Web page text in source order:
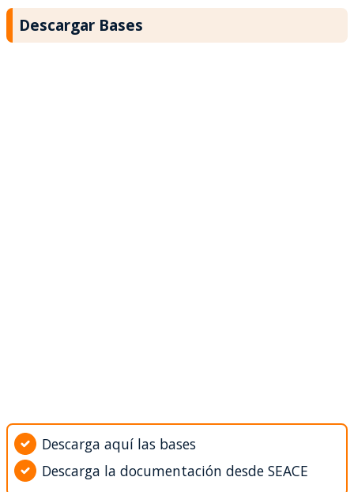
Descargar Bases
Descarga aquí las bases
Descarga la documentación desde SEACE